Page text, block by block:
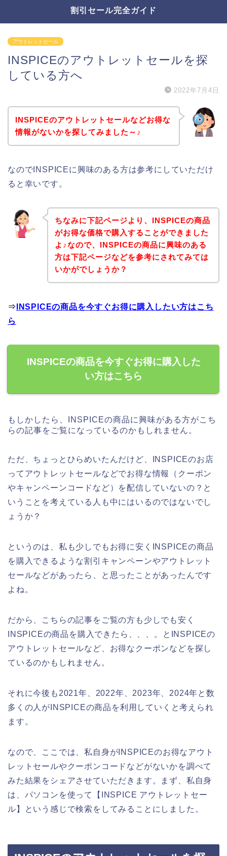
割引セール完全ガイド
アウトレットセール
INSPICEのアウトレットセールを探
している方へ
2022年7月4日
INSPICEのアウトレットセールなどお得な
情報がないかを探してみました～♪
なのでINSPICEに興味のある方は参考にしていただけ
ると幸いです。
ちなみに下記ページより、INSPICEの商品
がお得な価格で購入することができました
よ♪なので、INSPICEの商品に興味のある
方は下記ページなどを参考にされてみては
いかがでしょうか？
⇒ INSPICEの商品を今すぐお得に購入したい方はこち
ら
INSPICEの商品を今すぐお得に購入した
い方はこちら
もしかしたら、INSPICEの商品に興味がある方がこち
らの記事をご覧になっているのかもしれません。
ただ、ちょっとひらめいたんだけど、INSPICEのお店
ってアウトレットセールなどでお得な情報（クーポン
やキャンペーンコードなど）を配信していないの？と
いうことを考えている人も中にはいるのではないでし
ょうか？
というのは、私も少しでもお得に安くINSPICEの商品
を購入できるような割引キャンペーンやアウトレット
セールなどがあったら、と思ったことがあったんです
よね。
だから、こちらの記事をご覧の方も少しでも安く
INSPICEの商品を購入できたら、、、。とINSPICEの
アウトレットセールなど、お得なクーポンなどを探し
ているのかもしれません。
それに今後も2021年、2022年、2023年、2024年と数
多くの人がINSPICEの商品を利用していくと考えられ
ます。
なので、ここでは、私自身がINSPICEのお得なアウト
レットセールやクーポンコードなどがないかを調べて
みた結果をシェアさせていただきます。まず、私自身
は、パソコンを使って【INSPICE アウトレットセー
ル】という感じで検索をしてみることにしました。